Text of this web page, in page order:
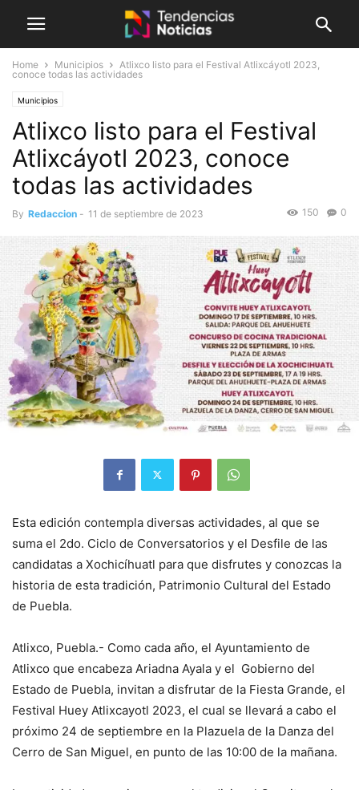
Home Municipios
Atlixco listo para el Festival Atlixcáyotl 2023,
conoce todas las actividades
Municipios
Atlixco listo para el Festival
Atlixcáyotl 2023, conoce
todas las actividades
By Redaccion - 11 de septiembre de 2023 0
150
Esta edición contempla diversas actividades, al que se
suma el 2do. Ciclo de Conversatorios y el Desfile de las
candidatas a Xochicíhuatl para que disfrutes y conozcas la
historia de esta tradición, Patrimonio Cultural del Estado
de Puebla.
Atlixco, Puebla.- Como cada año, el Ayuntamiento de
Atlixco que encabeza Ariadna Ayala y el Gobierno del
Estado de Puebla, invitan a disfrutar de la Fiesta Grande, el
Festival Huey Atlixcayotl 2023, el cual se llevará a cabo el
próximo 24 de septiembre en la Plazuela de la Danza del
Cerro de San Miguel, en punto de las 10:00 de la mañana.